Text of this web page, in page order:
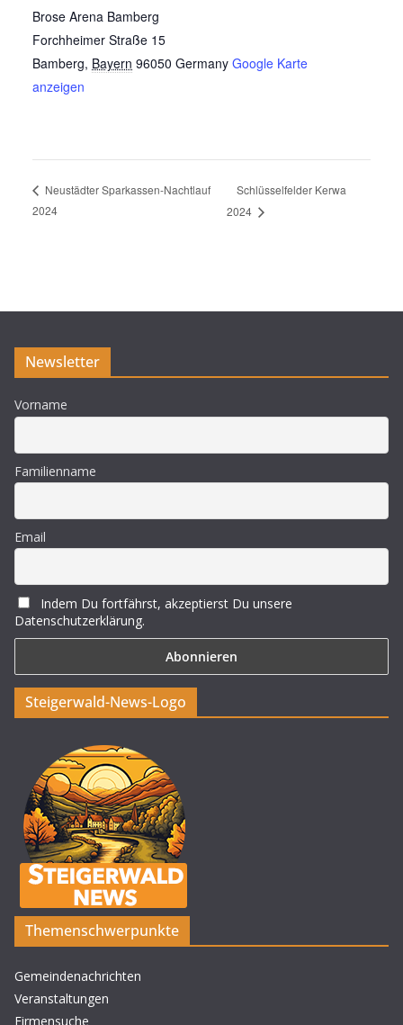
Brose Arena Bamberg
Forchheimer Straße 15
Bamberg, Bayern 96050 Germany Google Karte
anzeigen
Neustädter Sparkassen-Nachtlauf
2024
Schlüsselfelder Kerwa
2024
Newsletter
Vorname
Familienname
Email
Indem Du fortfährst, akzeptierst Du unsere
Datenschutzerklärung.
Steigerwald-News-Logo
Themenschwerpunkte
Gemeindenachrichten
Veranstaltungen
Firmensuche